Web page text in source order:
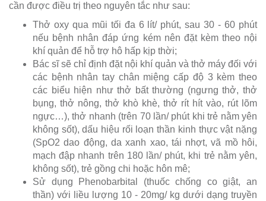
cần được điều trị theo nguyên tắc như sau:
Thở oxy qua mũi tối đa 6 lít/ phút, sau 30 - 60 phút
nếu bệnh nhân đáp ứng kém nên đặt kèm theo nội
khí quản để hỗ trợ hô hấp kịp thời;
Bác sĩ sẽ chỉ định đặt nội khí quản và thở máy đối với
các bệnh nhân tay chân miệng cấp độ 3 kèm theo
các biểu hiện như thở bất thường (ngưng thở, thở
bụng, thở nông, thở khò khè, thở rít hít vào, rút lõm
ngực…), thở nhanh (trên 70 lần/ phút khi trẻ nằm yên
không sốt), dấu hiệu rối loạn thần kinh thực vật nặng
(SpO2 dao động, da xanh xao, tái nhợt, vã mồ hôi,
mạch đập nhanh trên 180 lần/ phút, khi trẻ nằm yên,
không sốt), trẻ gồng chi hoặc hôn mê;
Sử dụng Phenobarbital (thuốc chống co giật, an
thần) với liều lượng 10 - 20mg/ kg dưới dạng truyền